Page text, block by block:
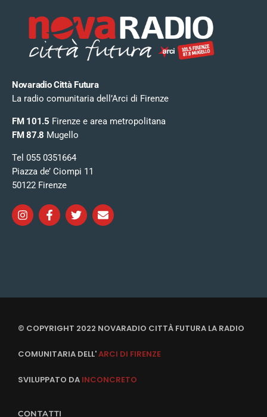
Novaradio Città Futura
La radio comunitaria dell’Arci di Firenze
FM 101.5 Firenze e area metropolitana
FM 87.8 Mugello
Tel 055 0351664
Piazza de’ Ciompi 11
50122 Firenze
© COPYRIGHT 2022 NOVARADIO CITTÀ FUTURA LA RADIO
COMUNITARIA DELL'ARCI DI FIRENZE
SVILUPPATO DA INCONCRETO
CONTATTI